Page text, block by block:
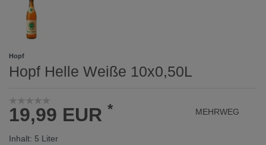
Hopf
Hopf Helle Weiße 10x0,50L
19,99 EUR *
Inhalt: 5 Liter
MEHRWEG